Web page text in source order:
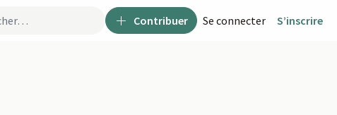
Contribuer Se connecter S’inscrire